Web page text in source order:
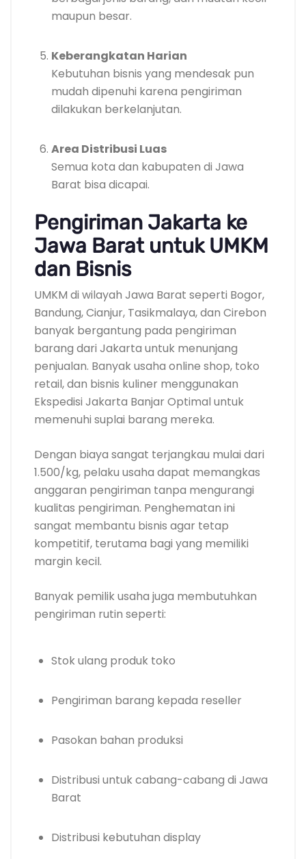
maupun besar.
Keberangkatan Harian
Kebutuhan bisnis yang mendesak pun
mudah dipenuhi karena pengiriman
dilakukan berkelanjutan.
Area Distribusi Luas
Semua kota dan kabupaten di Jawa
Barat bisa dicapai.
Pengiriman Jakarta ke
Jawa Barat untuk UMKM
dan Bisnis
UMKM di wilayah Jawa Barat seperti Bogor,
Bandung, Cianjur, Tasikmalaya, dan Cirebon
banyak bergantung pada pengiriman
barang dari Jakarta untuk menunjang
penjualan. Banyak usaha online shop, toko
retail, dan bisnis kuliner menggunakan
Ekspedisi Jakarta Banjar Optimal untuk
memenuhi suplai barang mereka.
Dengan biaya sangat terjangkau mulai dari
1.500/kg, pelaku usaha dapat memangkas
anggaran pengiriman tanpa mengurangi
kualitas pengiriman. Penghematan ini
sangat membantu bisnis agar tetap
kompetitif, terutama bagi yang memiliki
margin kecil.
Banyak pemilik usaha juga membutuhkan
pengiriman rutin seperti:
Stok ulang produk toko
Pengiriman barang kepada reseller
Pasokan bahan produksi
Distribusi untuk cabang-cabang di Jawa
Barat
Distribusi kebutuhan display